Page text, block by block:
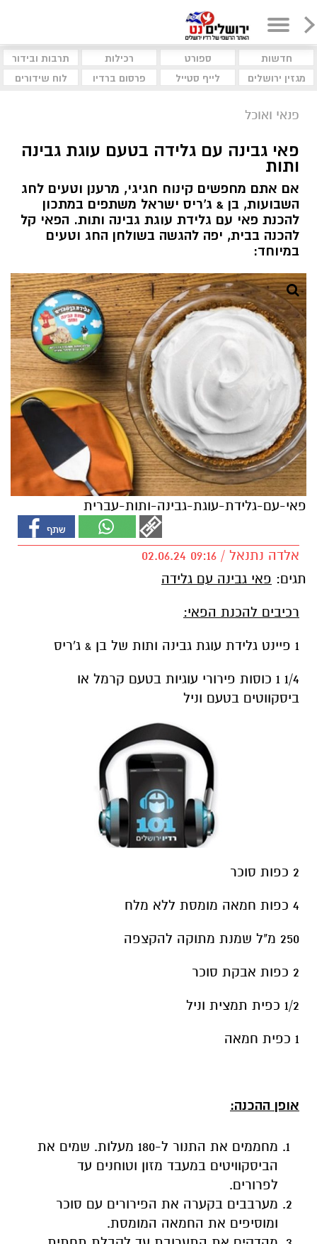
חדשות ספורט רכילות
תרבות ובידור
מגזין ירושלים
לייף סטייל פרסום ברדיו לוח שידורים
פנאי ואוכל
פאי גבינה עם גלידה בטעם עוגת גבינה
ותות
אם אתם מחפשים קינוח חגיגי, מרענן וטעים לחג
השבועות, בן & ג'ריס ישראל משתפים במתכון
להכנת פאי עם גלידת עוגת גבינה ותות. הפאי קל
להכנה בבית, יפה להגשה בשולחן החג וטעים
במיוחד:
פאי-עם-גלידת-עוגת-גבינה-ותות-עברית
אלדה נתנאל / 09:16 02.06.24
תגים: פאי גבינה עם גלידה
רכיבים להכנת הפאי:
1 פיינט גלידת עוגת גבינה ותות של בן & ג'ריס
1/4 1 כוסות פירורי עוגיות בטעם קרמל או
ביסקווטים בטעם וניל
2 כפות סוכר
4 כפות חמאה מומסת ללא מלח
250 מ"ל שמנת מתוקה להקצפה
2 כפות אבקת סוכר
1/2 כפית תמצית וניל
1 כפית חמאה
אופן ההכנה:
מחממים את התנור ל-180 מעלות. שמים את
הביסקוויטים במעבד מזון וטוחנים עד
לפרורים.
מערבבים בקערה את הפירורים עם סוכר
ומוסיפים את החמאה המומסת.